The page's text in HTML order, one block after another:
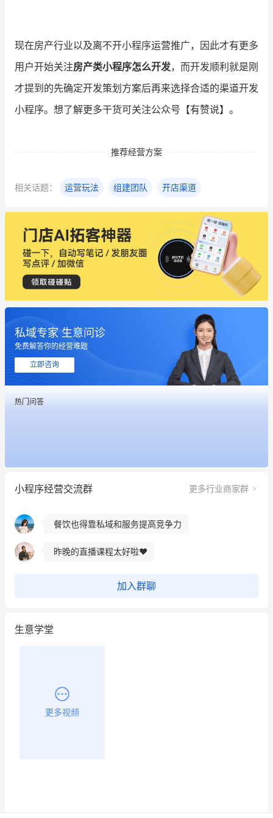
现在房产行业以及离不开小程序运营推广，因此才有更多
用户开始关注房产类小程序怎么开发，而开发顺利就是刚
才提到的先确定开发策划方案后再来选择合适的渠道开发
小程序。想了解更多干货可关注公众号【有赞说】。
推荐经营方案
相关话题： 运营玩法 组建团队 开店渠道
私域专家 生意问诊
免费解答你的经营难题
立即咨询
热门问答
小程序经营交流群 更多行业商家群
这个营销策划案例推荐大家看一下
用有赞就能在微信、小红书同时经营了
餐饮也得靠私域和服务提高竞争力
这个营销策划案例推荐大家看一下
用有赞就能在微信、小红书同时经营了
餐饮也得靠私域和服务提高竞争力
昨晚的直播课程太好啦❤️
加入群聊
生意学堂
更多视频